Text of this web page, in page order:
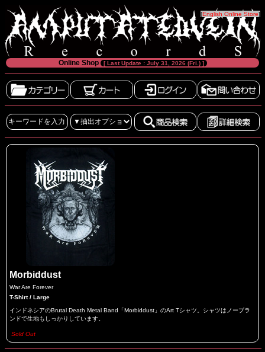
[English Online Store]
Online Shop [ Last Update : July 31, 2026 (Fri.) ]
Morbiddust
War Are Forever
T-Shirt / Large
インドネシアのBrutal Death Metal Band「Morbiddust」のArt Tシャツ。シャツはノーブラ
ンドで生地もしっかりしています。
Sold Out